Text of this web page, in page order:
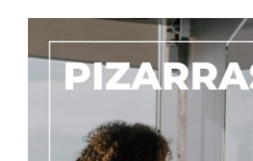
Motivando a tu papá a
vida fitness